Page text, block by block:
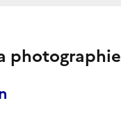
photographie